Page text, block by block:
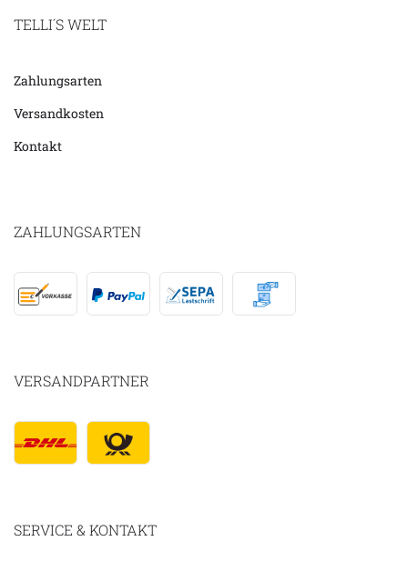
TELLI´S WELT
Zahlungsarten
Versandkosten
Kontakt
ZAHLUNGSARTEN
VERSANDPARTNER
SERVICE & KONTAKT